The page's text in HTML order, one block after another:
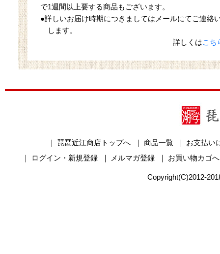
で1週間以上要する商品もございます。
●詳しいお届け時期につきましてはメールにてご連絡
します。
詳しくはこち
｜ 琵琶近江商店トップへ ｜ 商品一覧 ｜
お支払い
｜
ログイン・新規登録 ｜ メルマガ登録 ｜ お買い物カゴへ
Copyright(C)2012-